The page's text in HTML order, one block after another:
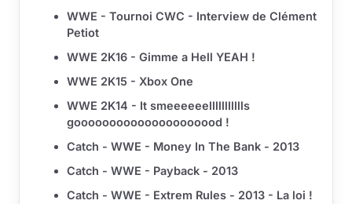
WWE - Tournoi CWC - Interview de Clément
Petiot
WWE 2K16 - Gimme a Hell YEAH !
WWE 2K15 - Xbox One
WWE 2K14 - It smeeeeeellllllllllls
gooooooooooooooooooood !
Catch - WWE - Money In The Bank - 2013
Catch - WWE - Payback - 2013
Catch - WWE - Extrem Rules - 2013 - La loi !